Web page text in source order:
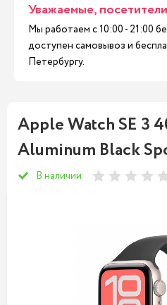
Уважаемые,
Мы работаем с 10:00 - 21:00
доступен самовывоз и
Петербургу.
Apple Watch SE 3
Aluminum Black
В наличии